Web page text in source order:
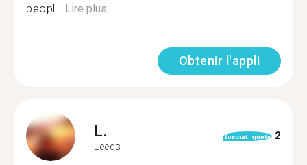
peopl... Lire plus
Obtenir l'appli
L.
Leeds
format_quote 2